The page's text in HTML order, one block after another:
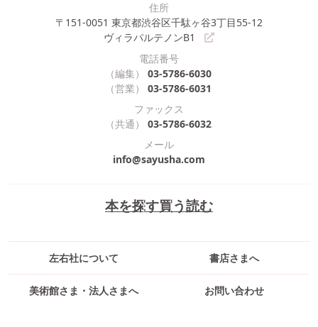
本を探す買う読む
左右社について 書店さまへ
美術館さま・法人さまへ お問い合わせ
住所
〒151-0051 東京都渋谷区千駄ヶ谷3丁目55-12
ヴィラパルテノンB1
電話番号
（編集）
03-5786-6030
（営業）
03-5786-6031
ファックス
（共通）
03-5786-6032
メール
info@sayusha.com